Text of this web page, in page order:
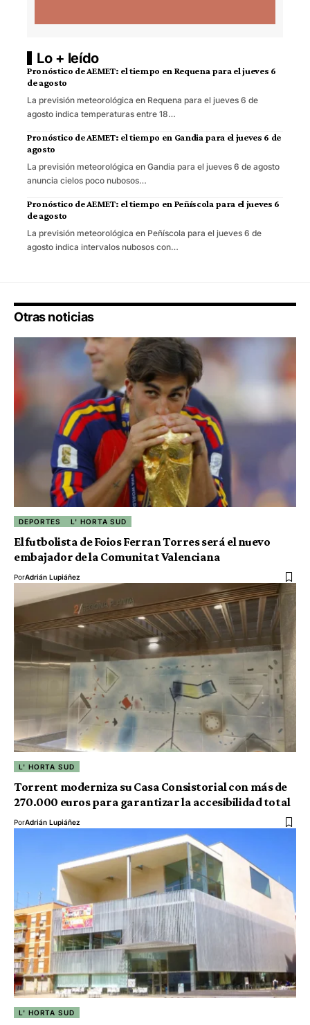
Lo + leído
Pronóstico de AEMET: el tiempo en Requena para el jueves 6
de agosto
La previsión meteorológica en Requena para el jueves 6 de
agosto indica temperaturas entre 18…
Pronóstico de AEMET: el tiempo en Gandia para el jueves 6 de
agosto
La previsión meteorológica en Gandia para el jueves 6 de agosto
anuncia cielos poco nubosos…
Pronóstico de AEMET: el tiempo en Peñíscola para el jueves 6
de agosto
La previsión meteorológica en Peñíscola para el jueves 6 de
agosto indica intervalos nubosos con…
Otras noticias
DEPORTES L' HORTA SUD
El futbolista de Foios Ferran Torres será el nuevo
embajador de la Comunitat Valenciana
PorAdrián Lupiáñez
L' HORTA SUD
Torrent moderniza su Casa Consistorial con más de
270.000 euros para garantizar la accesibilidad total
PorAdrián Lupiáñez
L' HORTA SUD